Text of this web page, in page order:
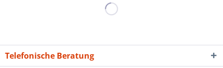
Telefonische Beratung